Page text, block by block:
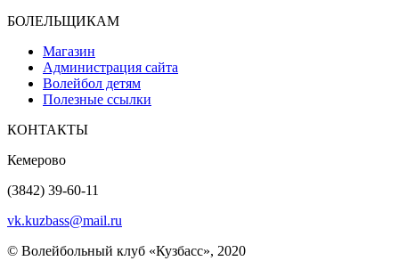
БОЛЕЛЬЩИКАМ
Магазин
Администрация сайта
Волейбол детям
Полезные ссылки
КОНТАКТЫ
Кемерово
(3842) 39-60-11
vk.kuzbass@mail.ru
© Волейбольный клуб «Кузбасс», 2020